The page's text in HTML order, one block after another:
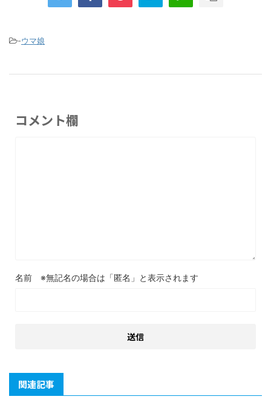
-ウマ娘
コメント欄
名前
関連記事